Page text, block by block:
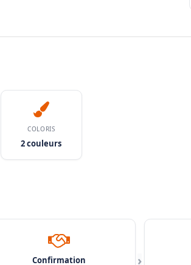
COLORIS
2 couleurs
Confirmation ›